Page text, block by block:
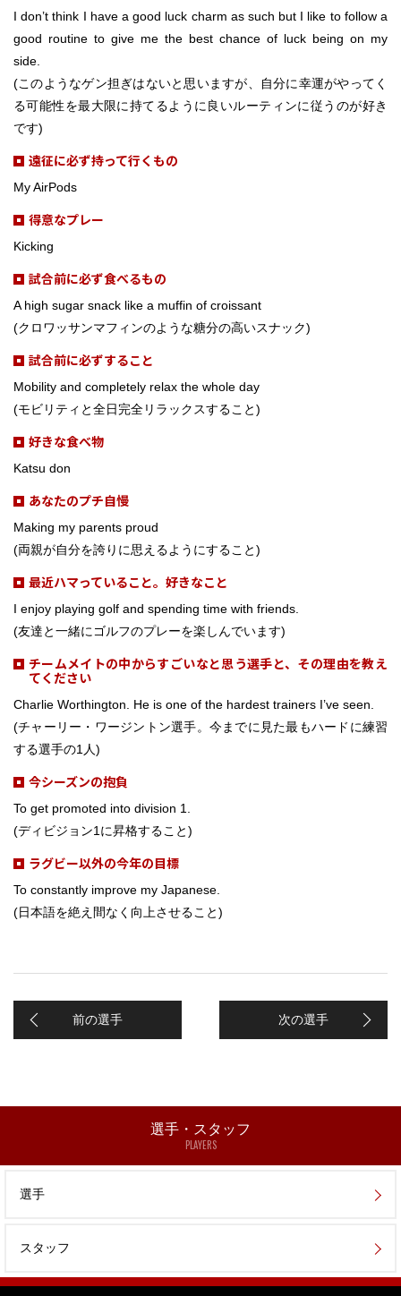
I don’t think I have a good luck charm as such but I like to follow a
good routine to give me the best chance of luck being on my
side.
(このようなゲン担ぎはないと思いますが、自分に幸運がやってく
る可能性を最大限に持てるように良いルーティンに従うのが好き
です)
遠征に必ず持って行くもの
My AirPods
得意なプレー
Kicking
試合前に必ず食べるもの
A high sugar snack like a muffin of croissant
(クロワッサンマフィンのような糖分の高いスナック)
試合前に必ずすること
Mobility and completely relax the whole day
(モビリティと全日完全リラックスすること)
好きな食べ物
Katsu don
あなたのプチ自慢
Making my parents proud
(両親が自分を誇りに思えるようにすること)
最近ハマっていること。好きなこと
I enjoy playing golf and spending time with friends.
(友達と一緒にゴルフのプレーを楽しんでいます)
チームメイトの中からすごいなと思う選手と、その理由を教え
てください
Charlie Worthington. He is one of the hardest trainers I’ve seen.
(チャーリー・ワージントン選手。今までに見た最もハードに練習
する選手の1人)
今シーズンの抱負
To get promoted into division 1.
(ディビジョン1に昇格すること)
ラグビー以外の今年の目標
To constantly improve my Japanese.
(日本語を絶え間なく向上させること)
前の選手 次の選手
選手・スタッフ
PLAYERS
選手
スタッフ